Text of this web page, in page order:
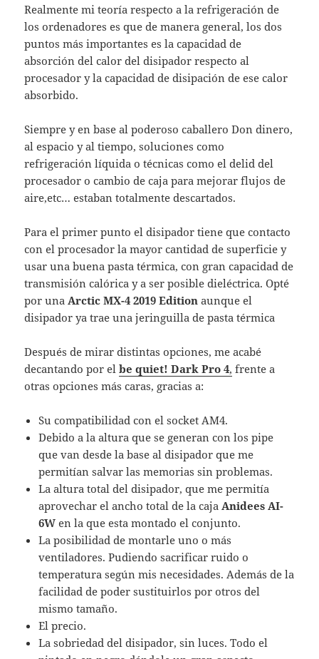
Realmente mi teoría respecto a la refrigeración de
los ordenadores es que de manera general, los dos
puntos más importantes es la capacidad de
absorción del calor del disipador respecto al
procesador y la capacidad de disipación de ese calor
absorbido.
Siempre y en base al poderoso caballero Don dinero,
al espacio y al tiempo, soluciones como
refrigeración líquida o técnicas como el delid del
procesador o cambio de caja para mejorar flujos de
aire,etc… estaban totalmente descartados.
Para el primer punto el disipador tiene que contacto
con el procesador la mayor cantidad de superficie y
usar una buena pasta térmica, con gran capacidad de
transmisión calórica y a ser posible dieléctrica. Opté
por una Arctic MX-4 2019 Edition aunque el
disipador ya trae una jeringuilla de pasta térmica
Después de mirar distintas opciones, me acabé
decantando por elbe quiet! Dark Pro 4, frente a
otras opciones más caras, gracias a:
Su compatibilidad con el socket AM4.
Debido a la altura que se generan con los pipe
que van desde la base al disipador que me
permitían salvar las memorias sin problemas.
La altura total del disipador, que me permitía
aprovechar el ancho total de la cajaAnidees AI-
6W en la que esta montado el conjunto.
La posibilidad de montarle uno o más
ventiladores. Pudiendo sacrificar ruido o
temperatura según mis necesidades. Además de la
facilidad de poder sustituirlos por otros del
mismo tamaño.
El precio.
La sobriedad del disipador, sin luces. Todo el